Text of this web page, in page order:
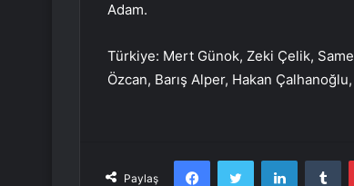
Adam.
Türkiye: Mert Günok, Zeki Çelik,
Özcan, Barış Alper, Hakan
Paylaş
FacebookTwitter LinkedIn